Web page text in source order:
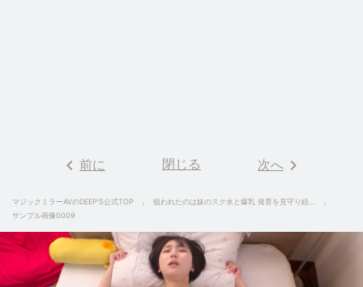
keyboard_arrow_left 前に 閉じる 次へ keyboard_arrow_right
マジックミラーAVのDEEP'S公式TOP
サンプル画像0009